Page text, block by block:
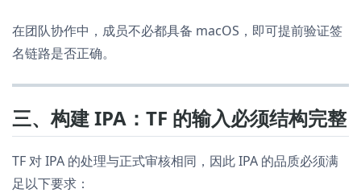
在团队协作中，成员不必都具备 macOS，即可提前验证签
名链路是否正确。
三、构建 IPA：TF 的输入必须结构完整
TF 对 IPA 的处理与正式审核相同，因此 IPA 的品质必须满
足以下要求：